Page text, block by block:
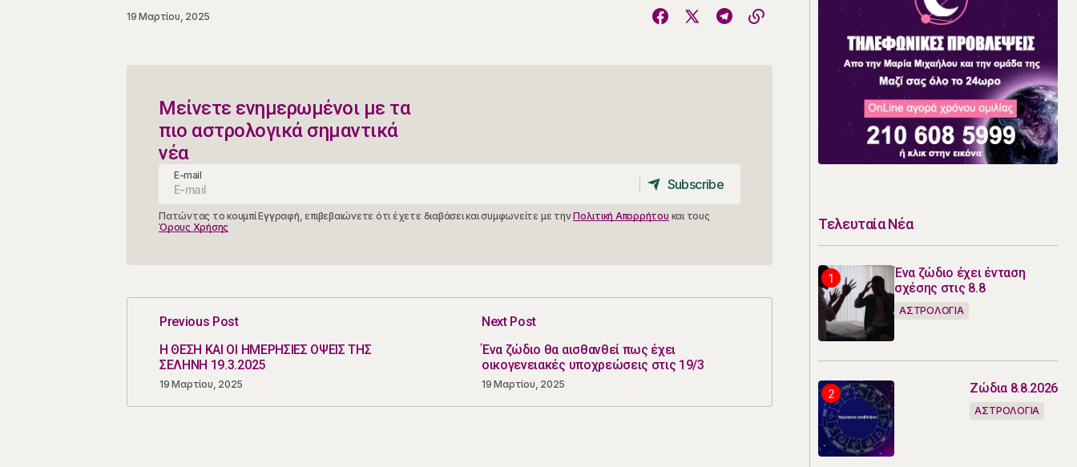
19 Μαρτίου, 2025
Μείνετε ενημερωμένοι με τα
πιο αστρολογικά σημαντικά
νέα
E-mail
Subscribe
Πατώντας το κουμπί Εγγραφή, επιβεβαιώνετε ότι έχετε διαβάσει και συμφωνείτε με τηνΠολιτική Απορρήτου και τους
Όρους Χρήσης
Previous Post
Η ΘΕΣΗ ΚΑΙ ΟΙ ΗΜΕΡΗΣΙΕΣ ΟΨΕΙΣ ΤΗΣ
ΣΕΛΗΝΗ 19.3.2025
19 Μαρτίου, 2025
Next Post
Ένα ζώδιο θα αισθανθεί πως έχει
οικογενειακές υποχρεώσεις στις 19/3
19 Μαρτίου, 2025
Τελευταία Νέα
Ένα ζώδιο έχει ένταση
σχέσης στις 8.8
ΑΣΤΡΟΛΟΓΙΑ
Ζώδια 8.8.2026
ΑΣΤΡΟΛΟΓΙΑ